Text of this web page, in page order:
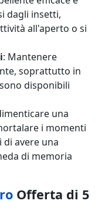
dagli insetti,
all'aperto o si
: Mantenere
soprattutto in
disponibili
una
i momenti
di avere una
di memoria
Offerta di 5